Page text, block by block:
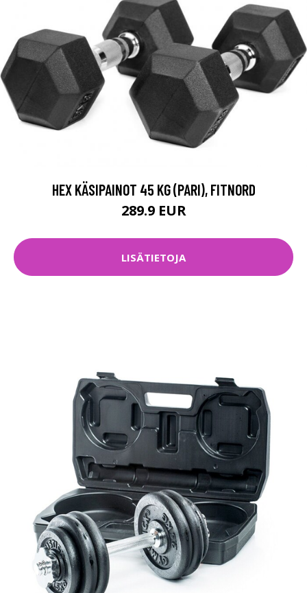
HEX KÄSIPAINOT 45 KG (PARI), FITNORD
289.9 EUR
LISÄTIETOJA